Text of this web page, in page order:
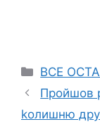
Categories
ВСЕ
Пройшов
kолишню